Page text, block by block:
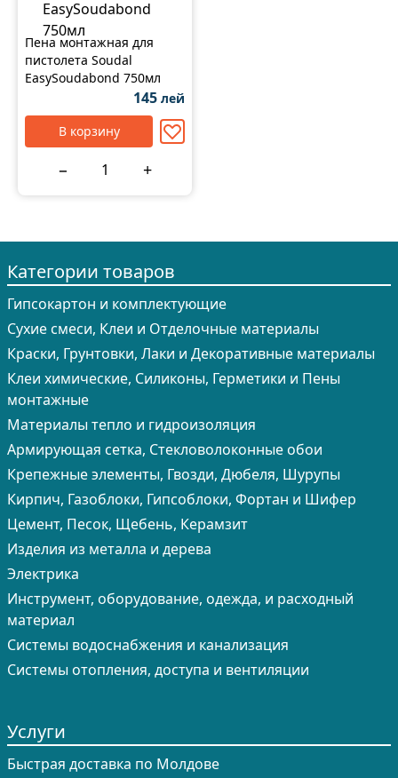
на stroimarket.md с оперативной доставкой по всей
Молдове.
Пена монтажная для
пистолета Soudal
EasySoudabond 750мл
145 лей
В корзину
− +
Категории товаров
Гипсокартон и комплектующие
Сухие смеси, Клеи и Отделочные материалы
Краски, Грунтовки, Лаки и Декоративные материалы
Клеи химические, Силиконы, Герметики и Пены
монтажные
Материалы тепло и гидроизоляция
Армирующая сетка, Стекловолоконные обои
Крепежные элементы, Гвозди, Дюбеля, Шурупы
Кирпич, Газоблоки, Гипсоблоки, Фортан и Шифер
Цемент, Песок, Щебень, Керамзит
Изделия из металла и дерева
Электрика
Инструмент, оборудование, одежда, и расходный
материал
Системы водоснабжения и канализация
Системы отопления, доступа и вентиляции
Услуги
Быстрая доставка по Молдове